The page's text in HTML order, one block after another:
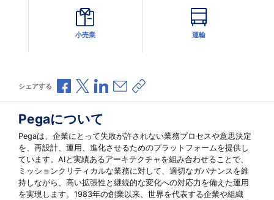
小売業 運輸
シェアする Facebookで共有
Xで共有LinkedInで共有
メールで共有
共有リンクをコピー
Pegaについて
Pegaは、企業にとって失敗が許されない業務プロセスや意思決定
を、再設計、運用、進化させるためのプラットフォームを提供し
ています。AIと実績あるアーキテクチャを組み合わせることで、
ミッションクリティカルな業務に対して、適切なガバナンスを維
持しながら、高い拡張性と継続的な変化への対応力を備えた運用
を実現します。1983年の創業以来、世界を代表する企業や組織